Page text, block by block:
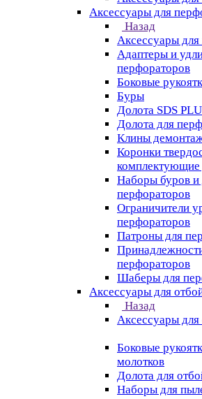
Аксессуары для
Назад
Аксессуары
Адаптеры и
перфораторов
Боковые
Буры
Долота SDS
Долота для
Клины
Коронки
комплектующие
Наборы буров и
перфораторов
Ограничители
перфораторов
Патроны для
перфораторов
Шаберы для
Аксессуары для
Назад
Аксессуары
Боковые
молотков
Долота для
Наборы для